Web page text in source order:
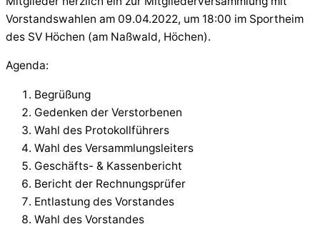
Vorstandswahlen am 09.04.2022, um 18:00 im Sportheim
des SV Höchen (am Naßwald, Höchen).
Agenda:
Begrüßung
Gedenken der Verstorbenen
Wahl des Protokollführers
Wahl des Versammlungsleiters
Geschäfts- & Kassenbericht
Bericht der Rechnungsprüfer
Entlastung des Vorstandes
Wahl des Vorstandes